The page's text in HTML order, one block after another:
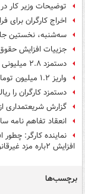
توضیحات وزیر کار در
اخراج کارگران
سه‌شنبه، نخستین
جزییات افزایش حقوق
دستمزد ۲.۸ میلیونی کارگران یعنی فاجعه
واریز ۱.۲ میلیون تومان به حساب ۳.۶ میلیون بازنشسته تامین اجتماعی
دستمزد کارگران را
گزارش شریعتمداری
انعقاد تفاهم نامه ساخت ۲۰۰ هزار مسکن
افزایش ۲باره مزد غیرقانونی است؟
برچسب‌ها